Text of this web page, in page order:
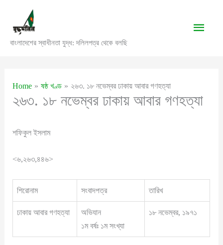
content
বাংলাদেশের স্বাধীনতা যুদ্ধ: দলিলপত্র থেকে বলছি
Main
Home ষষ্ঠ খণ্ড ২৬৩. ১৮ নভেম্বর ঢাকায় আবার গণহত্যা
২৬৩. ১৮ নভেম্বর ঢাকায় আবার গণহত্যা
শফিকুল ইসলাম
<৬,২৬৩,৪৪৬>
শিরোনাম সংবাদপত্র তারিখ
ঢাকায় আবার গণহত্যা
অভিযান
১ম বর্ষঃ ১ম সংখ্যা
১৮ নভেম্বর, ১৯৭১